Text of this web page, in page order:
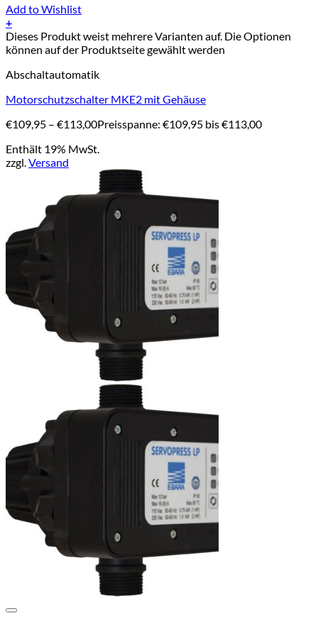
Add to Wishlist
+
Dieses Produkt weist mehrere Varianten auf. Die Optionen
können auf der Produktseite gewählt werden
Abschaltautomatik
Motorschutzschalter MKE2 mit Gehäuse
€109,95 – €113,00Preisspanne: €109,95 bis €113,00
Enthält 19% MwSt.
zzgl.Versand